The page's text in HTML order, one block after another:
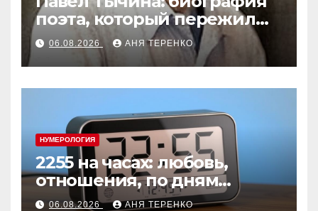
поэта, который пережил
эпоху
06.08.2026 АНЯ ТЕРЕНКО
НУМЕРОЛОГИЯ
2255 на часах: любовь,
отношения, по дням
недели
06.08.2026 АНЯ ТЕРЕНКО